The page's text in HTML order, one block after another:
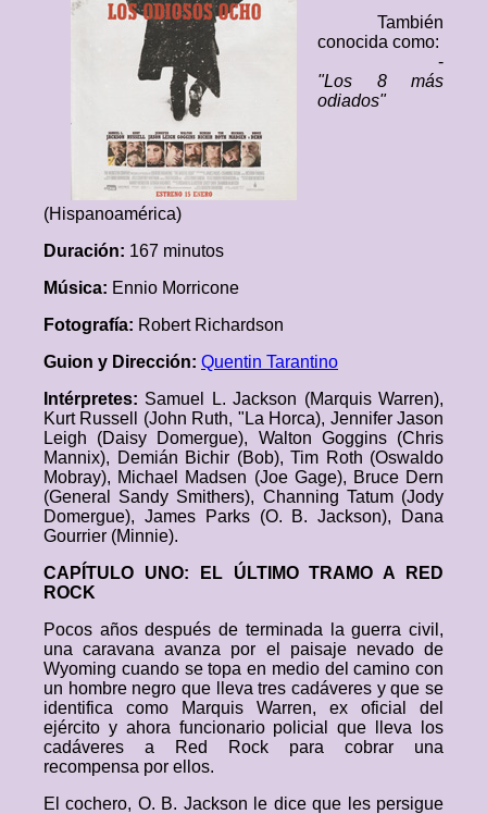
También
conocida como:
-
"Los 8 más
odiados"
(Hispanoamérica)
Duración: 167 minutos
Música: Ennio Morricone
Fotografía: Robert Richardson
Guion y Dirección: Quentin Tarantino
Intérpretes: Samuel L. Jackson (Marquis Warren),
Kurt Russell (John Ruth, "La Horca), Jennifer Jason
Leigh (Daisy Domergue), Walton Goggins (Chris
Mannix), Demián Bichir (Bob), Tim Roth (Oswaldo
Mobray), Michael Madsen (Joe Gage), Bruce Dern
(General Sandy Smithers), Channing Tatum (Jody
Domergue), James Parks (O. B. Jackson), Dana
Gourrier (Minnie).
CAPÍTULO UNO: EL ÚLTIMO TRAMO A RED
ROCK
Pocos años después de terminada la guerra civil,
una caravana avanza por el paisaje nevado de
Wyoming cuando se topa en medio del camino con
un hombre negro que lleva tres cadáveres y que se
identifica como Marquis Warren, ex oficial del
ejército y ahora funcionario policial que lleva los
cadáveres a Red Rock para cobrar una
recompensa por ellos.
El cochero, O. B. Jackson le dice que les persigue